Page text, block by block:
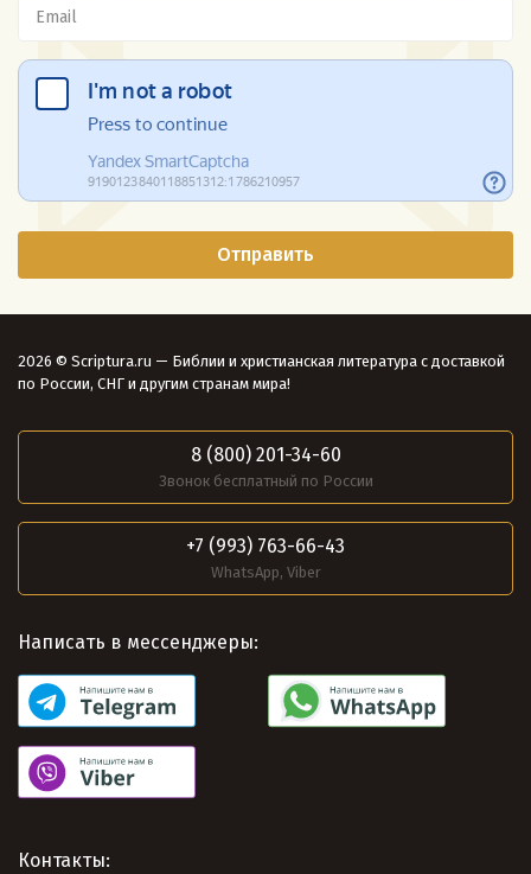
2026 © Scriptura.ru — Библии и христианская литература с доставкой
по России, СНГ и другим странам мира!
8 (800) 201-34-60
Звонок бесплатный по России
+7 (993) 763-66-43
WhatsApp, Viber
Написать в мессенджеры:
Контакты: